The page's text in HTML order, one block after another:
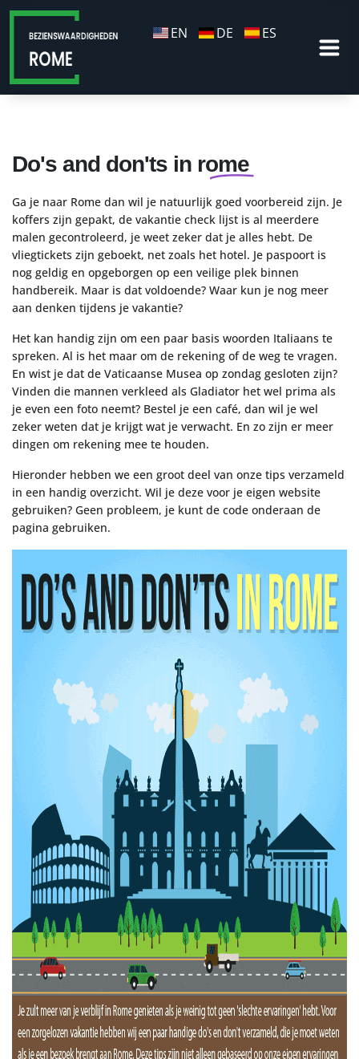
EN DE ES
Do's and don'ts in rome
Ga je naar Rome dan wil je natuurlijk goed voorbereid zijn. Je
koffers zijn gepakt, de vakantie check lijst is al meerdere
malen gecontroleerd, je weet zeker dat je alles hebt. De
vliegtickets zijn geboekt, net zoals het hotel. Je paspoort is
nog geldig en opgeborgen op een veilige plek binnen
handbereik. Maar is dat voldoende? Waar kun je nog meer
aan denken tijdens je vakantie?
Het kan handig zijn om een paar basis woorden Italiaans te
spreken. Al is het maar om de rekening of de weg te vragen.
En wist je dat de Vaticaanse Musea op zondag gesloten zijn?
Vinden die mannen verkleed als Gladiator het wel prima als
je even een foto neemt? Bestel je een café, dan wil je wel
zeker weten dat je krijgt wat je verwacht. En zo zijn er meer
dingen om rekening mee te houden.
Hieronder hebben we een groot deel van onze tips verzameld
in een handig overzicht. Wil je deze voor je eigen website
gebruiken? Geen probleem, je kunt de code onderaan de
pagina gebruiken.